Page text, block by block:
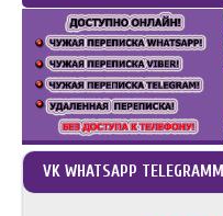
VK WHATSAPP TELEGRAMM